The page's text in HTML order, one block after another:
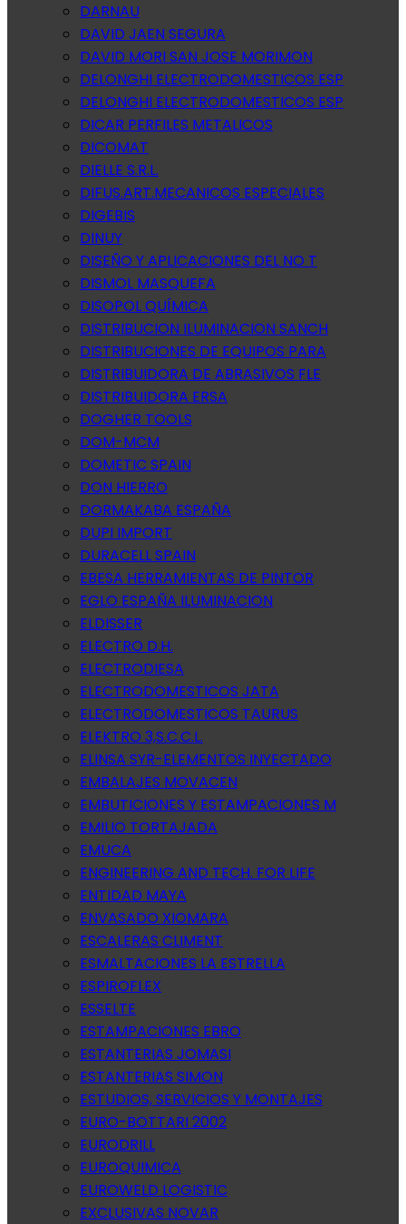
DARNAU
DAVID JAEN SEGURA
DAVID MORI SAN JOSE MORIMON
DELONGHI ELECTRODOMESTICOS ESP
DELONGHI ELECTRODOMESTICOS ESP
DICAR PERFILES METALICOS
DICOMAT
DIELLE S.R.L.
DIFUS.ART.MECANICOS ESPECIALES
DIGEBIS
DINUY
DISEÑO Y APLICACIONES DEL NO T
DISMOL MASQUEFA
DISOPOL QUÍMICA
DISTRIBUCION ILUMINACION SANCH
DISTRIBUCIONES DE EQUIPOS PARA
DISTRIBUIDORA DE ABRASIVOS FLE
DISTRIBUIDORA ERSA
DOGHER TOOLS
DOM-MCM
DOMETIC SPAIN
DON HIERRO
DORMAKABA ESPAÑA
DUPI IMPORT
DURACELL SPAIN
EBESA HERRAMIENTAS DE PINTOR
EGLO ESPAÑA ILUMINACION
ELDISSER
ELECTRO D.H.
ELECTRODIESA
ELECTRODOMESTICOS JATA
ELECTRODOMESTICOS TAURUS
ELEKTRO 3,S.C.C.L.
ELINSA SYR-ELEMENTOS INYECTADO
EMBALAJES MOVACEN
EMBUTICIONES Y ESTAMPACIONES M
EMILIO TORTAJADA
EMUCA
ENGINEERING AND TECH. FOR LIFE
ENTIDAD MAYA
ENVASADO XIOMARA
ESCALERAS CLIMENT
ESMALTACIONES LA ESTRELLA
ESPIROFLEX
ESSELTE
ESTAMPACIONES EBRO
ESTANTERIAS JOMASI
ESTANTERIAS SIMON
ESTUDIOS, SERVICIOS Y MONTAJES
EURO-BOTTARI 2002
EURODRILL
EUROQUIMICA
EUROWELD LOGISTIC
EXCLUSIVAS NOVAR